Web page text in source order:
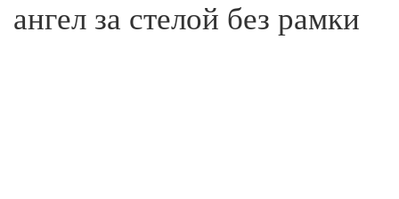
ангел за стелой без рамки